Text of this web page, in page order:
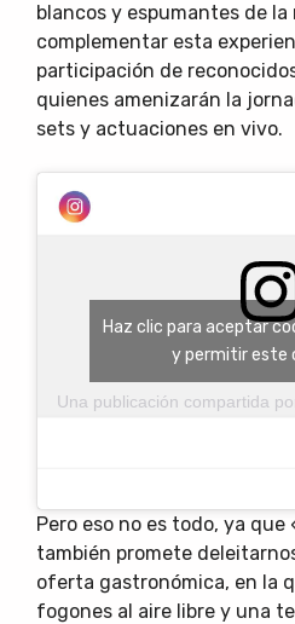
blancos y espumantes de la
complementar esta
participación de
quienes amenizarán la
sets y actuaciones en vivo.
Haz clic para aceptar
y permitir este
Pero eso no es todo, ya que
también promete
oferta gastronómica, en la
fogones al aire libre y una